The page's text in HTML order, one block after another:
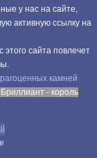
у нас на сайте,
активную ссылку на
сайта повлечет
камней
- король